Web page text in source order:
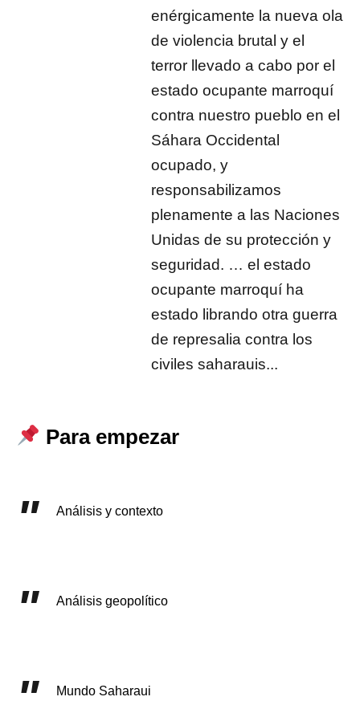
enérgicamente la nueva ola
de violencia brutal y el
terror llevado a cabo por el
estado ocupante marroquí
contra nuestro pueblo en el
Sáhara Occidental
ocupado, y
responsabilizamos
plenamente a las Naciones
Unidas de su protección y
seguridad. … el estado
ocupante marroquí ha
estado librando otra guerra
de represalia contra los
civiles saharauis...
Para empezar
Análisis y contexto
Análisis geopolítico
Mundo Saharaui